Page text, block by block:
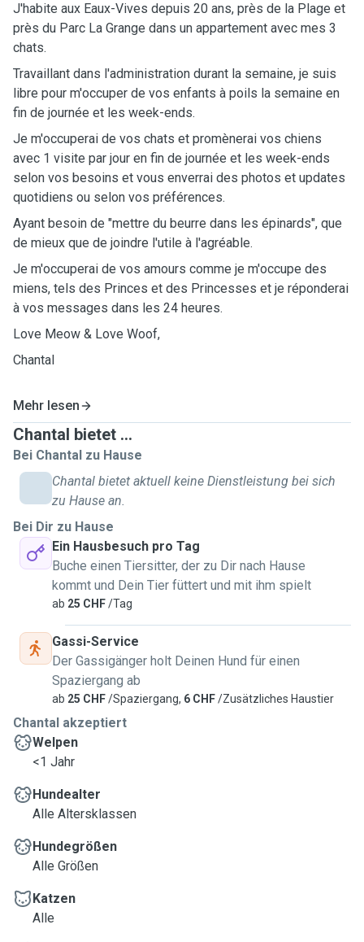
J'habite aux Eaux-Vives depuis 20 ans, près de la Plage et
près du Parc La Grange dans un appartement avec mes 3
chats.
Travaillant dans l'administration durant la semaine, je suis
libre pour m'occuper de vos enfants à poils la semaine en
fin de journée et les week-ends.
Je m'occuperai de vos chats et promènerai vos chiens
avec 1 visite par jour en fin de journée et les week-ends
selon vos besoins et vous enverrai des photos et updates
quotidiens ou selon vos préférences.
Ayant besoin de "mettre du beurre dans les épinards", que
de mieux que de joindre l'utile à l'agréable.
Je m'occuperai de vos amours comme je m'occupe des
miens, tels des Princes et des Princesses et je réponderai
à vos messages dans les 24 heures.
Love Meow & Love Woof,
Chantal
Mehr lesen
Chantal bietet ...
Bei Chantal zu Hause
Chantal bietet aktuell keine Dienstleistung bei sich
zu Hause an.
Bei Dir zu Hause
Ein Hausbesuch pro Tag
Buche einen Tiersitter, der zu Dir nach Hause
kommt und Dein Tier füttert und mit ihm spielt
ab 25 CHF/Tag
Gassi-Service
Der Gassigänger holt Deinen Hund für einen
Spaziergang ab
ab 25 CHF/Spaziergang, 6 CHF/Zusätzliches Haustier
Chantal akzeptiert
Welpen
<1 Jahr
Hundealter
Alle Altersklassen
Hundegrößen
Alle Größen
Katzen
Alle